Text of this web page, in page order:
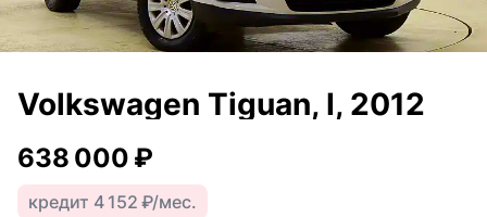
Volkswagen Tiguan, I, 2012
638 000 ₽
кредит 4 152 ₽/мес.